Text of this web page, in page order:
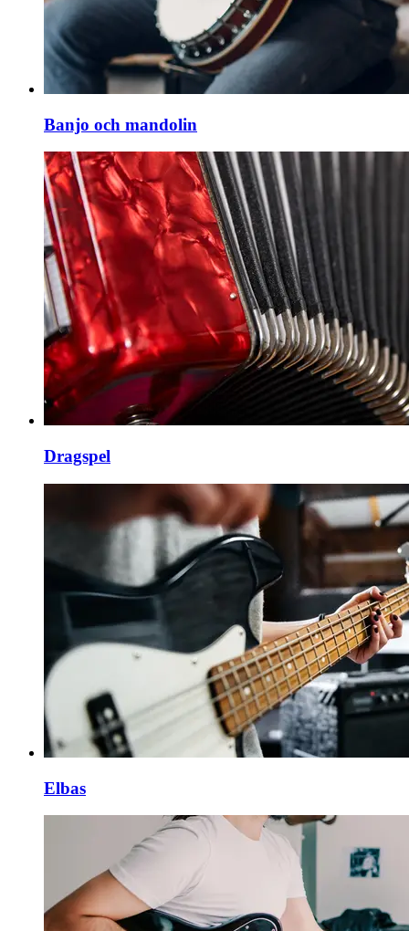
Banjo och mandolin
Dragspel
Elbas